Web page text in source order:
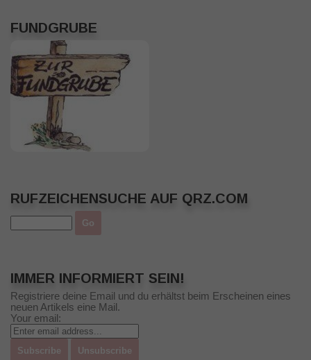
FUNDGRUBE
RUFZEICHENSUCHE AUF QRZ.COM
IMMER INFORMIERT SEIN!
Registriere deine Email und du erhältst beim Erscheinen eines
neuen Artikels eine Mail.
Your email: